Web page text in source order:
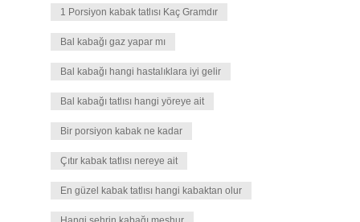
1 Porsiyon kabak tatlısı Kaç Gramdır
Bal kabağı gaz yapar mı
Bal kabağı hangi hastalıklara iyi gelir
Bal kabağı tatlısı hangi yöreye ait
Bir porsiyon kabak ne kadar
Çıtır kabak tatlısı nereye ait
En güzel kabak tatlısı hangi kabaktan olur